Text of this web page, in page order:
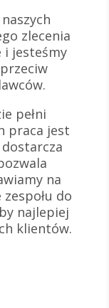
zlecenia
i jesteśmy
pełni
praca jest
na
do
najlepiej
klientów.